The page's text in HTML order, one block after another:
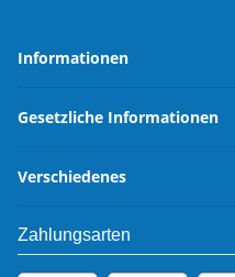
Informationen
Gesetzliche Informationen
Verschiedenes
Zahlungsarten